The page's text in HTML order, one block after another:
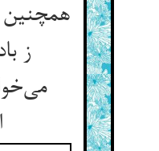
همچنین
ز